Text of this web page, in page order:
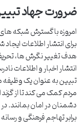
ضرورت جهاد
امروزه با گسترش شبکه
برای انتشار اطلاعات
هدف تغییر نگرش ها،
انتشار اخبار و اطلاعات
تبیین به عنوان یک
مردم کمک می کند تا از
دشمنان در امان بمانند.
برابر تهاجم فرهنگی و